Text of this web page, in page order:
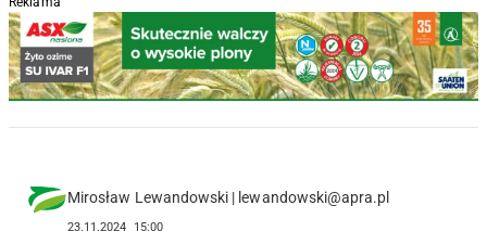
Mirosław Lewandowski | lewandowski@apra.pl
23.11.2024 15:00